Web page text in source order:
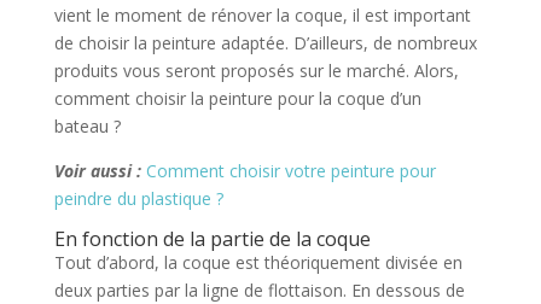
vient le moment de rénover la coque, il est important
de choisir la peinture adaptée. D’ailleurs, de nombreux
produits vous seront proposés sur le marché. Alors,
comment choisir la peinture pour la coque d’un
bateau ?
Voir aussi : Comment choisir votre peinture pour
peindre du plastique ?
En fonction de la partie de la coque
Tout d’abord, la coque est théoriquement divisée en
deux parties par la ligne de flottaison. En dessous de